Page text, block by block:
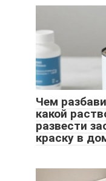
Чем
какой
развести
краску в